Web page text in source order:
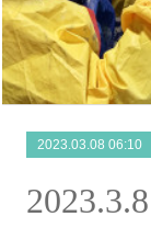
2023.03.08 06:10